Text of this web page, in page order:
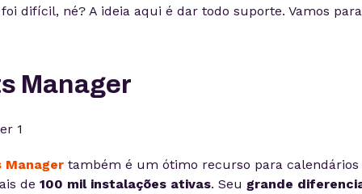
foi difícil, né? A ideia aqui é dar todo suporte. Vamos
Manager
Manager também é um ótimo recurso para calendários
de 100 mil instalações ativas. Seu grande